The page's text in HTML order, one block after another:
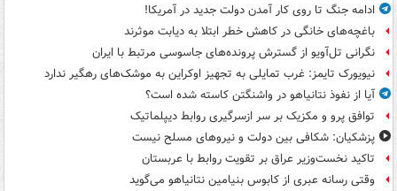
ادامه جنگ تا روی کار آمدن دولت جدید در آمریکا!
باغچه‌های خانگی در کاهش خطر ابتلا به دیابت موثرند
نگرانی تل‌آویو از گسترش پرونده‌های جاسوسی مرتبط با ایران
نیویورک تایمز: غرب تمایلی به تجهیز اوکراین به موشک‌های رهگیر ندارد
آیا از نفوذ نتانیاهو در واشنگتن کاسته شده است؟
توافق پرو و مکزیک بر سر ازسرگیری روابط دیپلماتیک
پزشکیان: شکافی بین دولت و نیروهای مسلح نیست
تاکید نخست‌وزیر عراق بر تقویت روابط با عربستان
وقتی رسانه عبری از کابوس بنیامین نتانیاهو می‌گوید